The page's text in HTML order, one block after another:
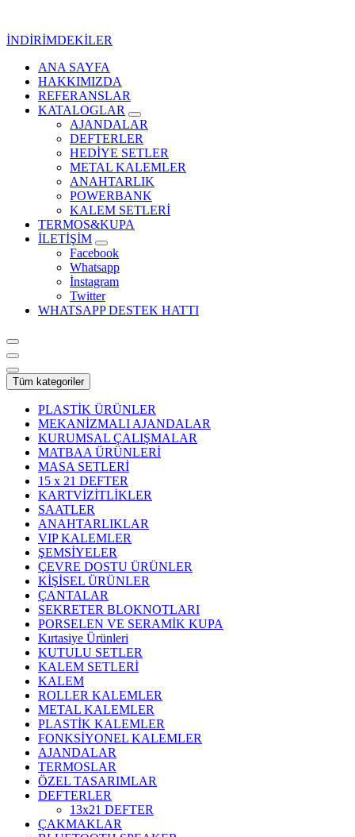
İNDİRİMDEKİLER
Kurumsal Promosyon-Hediyelik
ANA SAYFA
HAKKIMIZDA
REFERANSLAR
KATALOGLAR
AJANDALAR
DEFTERLER
HEDİYE SETLER
METAL KALEMLER
ANAHTARLIK
POWERBANK
KALEM SETLERİ
TERMOS&KUPA
İLETİŞİM
Facebook
Whatsapp
İnstagram
Twitter
WHATSAPP DESTEK HATTI
Tüm kategoriler
PLASTİK ÜRÜNLER
MEKANİZMALI AJANDALAR
KURUMSAL ÇALIŞMALAR
MATBAA ÜRÜNLERİ
MASA SETLERİ
15 x 21 DEFTER
KARTVİZİTLİKLER
SAATLER
ANAHTARLIKLAR
VIP KALEMLER
ŞEMSİYELER
ÇEVRE DOSTU ÜRÜNLER
KİŞİSEL ÜRÜNLER
ÇANTALAR
SEKRETER BLOKNOTLARI
PORSELEN VE SERAMİK KUPA
Kırtasiye Ürünleri
KUTULU SETLER
KALEM SETLERİ
KALEM
ROLLER KALEMLER
METAL KALEMLER
PLASTİK KALEMLER
FONKSİYONEL KALEMLER
AJANDALAR
TERMOSLAR
ÖZEL TASARIMLAR
DEFTERLER
13x21 DEFTER
ÇAKMAKLAR